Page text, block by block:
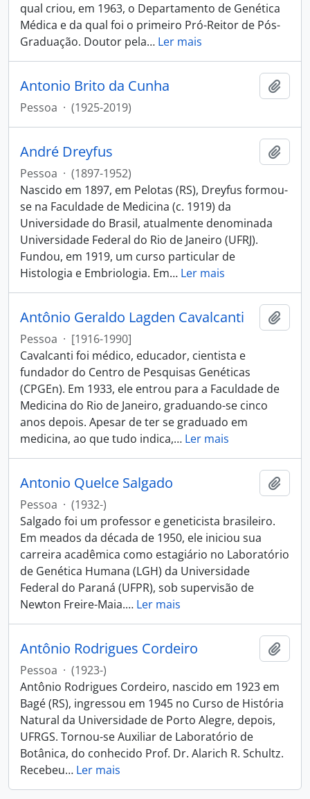
qual criou, em 1963, o Departamento de Genética
Médica e da qual foi o primeiro Pró-Reitor de Pós-
Graduação. Doutor pela… Ler mais
Antonio Brito da Cunha
Pessoa · (1925-2019)
André Dreyfus
Pessoa · (1897-1952)
Nascido em 1897, em Pelotas (RS), Dreyfus formou-
se na Faculdade de Medicina (c. 1919) da
Universidade do Brasil, atualmente denominada
Universidade Federal do Rio de Janeiro (UFRJ).
Fundou, em 1919, um curso particular de
Histologia e Embriologia. Em… Ler mais
Antônio Geraldo Lagden Cavalcanti
Pessoa · [1916-1990]
Cavalcanti foi médico, educador, cientista e
fundador do Centro de Pesquisas Genéticas
(CPGEn). Em 1933, ele entrou para a Faculdade de
Medicina do Rio de Janeiro, graduando-se cinco
anos depois. Apesar de ter se graduado em
medicina, ao que tudo indica,… Ler mais
Antonio Quelce Salgado
Pessoa · (1932-)
Salgado foi um professor e geneticista brasileiro.
Em meados da década de 1950, ele iniciou sua
carreira acadêmica como estagiário no Laboratório
de Genética Humana (LGH) da Universidade
Federal do Paraná (UFPR), sob supervisão de
Newton Freire-Maia.… Ler mais
Antônio Rodrigues Cordeiro
Pessoa · (1923-)
Antônio Rodrigues Cordeiro, nascido em 1923 em
Bagé (RS), ingressou em 1945 no Curso de História
Natural da Universidade de Porto Alegre, depois,
UFRGS. Tornou-se Auxiliar de Laboratório de
Botânica, do conhecido Prof. Dr. Alarich R. Schultz.
Recebeu… Ler mais